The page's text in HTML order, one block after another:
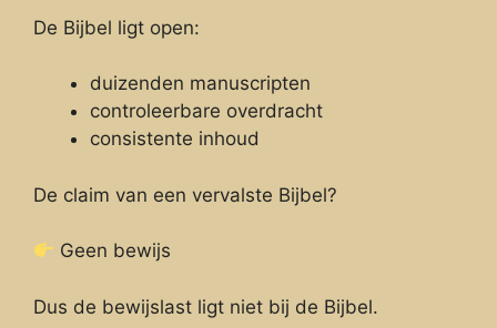
De Bijbel ligt open:
duizenden manuscripten
controleerbare overdracht
consistente inhoud
De claim van een vervalste Bijbel?
Geen bewijs
Dus de bewijslast ligt niet bij de Bijbel.